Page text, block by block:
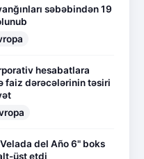
səbəbindən 19
hesabatlara
faiz dərəcələrinin təsiri
del Año 6" boks
üst etdi